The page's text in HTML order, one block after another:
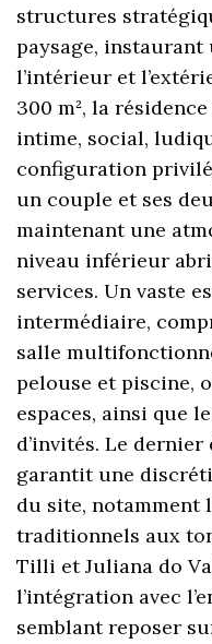
structures
paysage,
l’intérieur et
300 m², la
intime, social,
configuration
un couple et ses
maintenant une
niveau inférieur
services. Un vaste
intermédiaire,
salle
pelouse et piscine,
espaces, ainsi que
d’invités. Le
garantit une
du site, notamment
traditionnels aux
Tilli et Juliana do
l’intégration avec
semblant reposer